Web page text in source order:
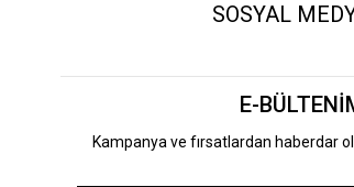
SOSYAL
E-
Kampanya ve fırsatlardan haberdar